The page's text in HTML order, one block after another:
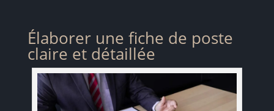
Élaborer une fiche de poste
claire et détaillée